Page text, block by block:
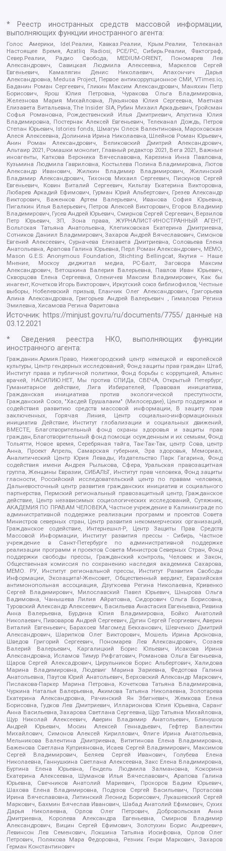
* Реестр иностранных средств массовой информации,
выполняющих функции иностранного агента:
Голос Америки, Idel.Реалии, Кавказ.Реалии, Крым.Реалии, Телеканал
Настоящее Время, Azatliq Radiosi, PCE/PC, Сибирь.Реалии, Фактограф,
Север.Реалии, Радио Свобода, MEDIUM-ORIENT, Пономарев Лев
Александрович, Савицкая Людмила Алексеевна, Маркелов Сергей
Евгеньевич, Камалягин Денис Николаевич, Апахончич Дарья
Александровна, Medusa Project, Первое антикоррупционное СМИ, VTimes.io,
Баданин Роман Сергеевич, Гликин Максим Александрович, Маняхин Петр
Борисович, Ярош Юлия Петровна, Чуракова Ольга Владимировна,
Железнова Мария Михайловна, Лукьянова Юлия Сергеевна, Маетная
Елизавета Витальевна, The Insider SIA, Рубин Михаил Аркадьевич, Гройсман
Софья Романовна, Рождественский Илья Дмитриевич, Апухтина Юлия
Владимировна, Постернак Алексей Евгеньевич, Телеканал Дождь, Петров
Степан Юрьевич, Istories fonds, Шмагун Олеся Валентиновна, Мароховская
Алеся Алексеевна, Долинина Ирина Николаевна, Шлейнов Роман Юрьевич,
Анин Роман Александрович, Великовский Дмитрий Александрович,
Альтаир 2021, Ромашки монолит, Главный редактор 2021, Вега 2021, Важные
иноагенты, Каткова Вероника Вячеславовна, Карезина Инна Павловна,
Кузьмина Людмила Гавриловна, Костылева Полина Владимировна, Лютов
Александр Иванович, Жилкин Владимир Владимирович, Жилинский
Владимир Александрович, Тихонов Михаил Сергеевич, Пискунов Сергей
Евгеньевич, Ковин Виталий Сергеевич, Кильтау Екатерина Викторовна,
Любарев Аркадий Ефимович, Гурман Юрий Альбертович, Грезев Александр
Викторович, Важенков Артем Валерьевич, Иванова София Юрьевна,
Пигалкин Илья Валерьевич, Петров Алексей Викторович, Егоров Владимир
Владимирович, Гусев Андрей Юрьевич, Смирнов Сергей Сергеевич, Верзилов
Петр Юрьевич, ЗП, Зона права, ЖУРНАЛИСТ-ИНОСТРАННЫЙ АГЕНТ,
Вольтская Татьяна Анатольевна, Клепиковская Екатерина Дмитриевна,
Сотников Даниил Владимирович, Захаров Андрей Вячеславович, Симонов
Евгений Алексеевич, Сурначева Елизавета Дмитриевна, Соловьева Елена
Анатольевна, Арапова Галина Юрьевна, Перл Роман Александрович, МЕМО,
Mason G.E.S. Anonymous Foundation, Stichting Bellingcat, Якутия – Наше
Мнение, Москоу диджитал медиа, РС-Балт, Заговора Максим
Александрович, Ветошкина Валерия Валерьевна, Павлов Иван Юрьевич,
Скворцова Елена Сергеевна, Оленичев Максим Владимирович, Как бы
инагент, Кочетков Игорь Викторович, Иркутский союз библиофилов, Честные
выборы, Нобелевский призыв, Еланчик Олег Александрович, Григорьева
Алина Александровна, Григорьев Андрей Валерьевич , Гималова Регина
Эмилевна, Хисамова Регина Фаритовна
Источник: https://minjust.gov.ru/ru/documents/7755/ данные на
03.12.2021
* Сведения реестра НКО, выполняющих функции
иностранного агента:
Гражданин.Армия.Право, Нижегородский центр немецкой и европейской
культуры, Центр гендерных исследований, Фонд защиты прав граждан Штаб,
Институт права и публичной политики, Фонд борьбы с коррупцией, Альянс
врачей, НАСИЛИЮ.НЕТ, Мы против СПИДа, СВЕЧА, Открытый Петербург,
Гуманитарное действие, Лига Избирателей, Правовая инициатива,
Гражданская инициатива против экологической преступности,
Гражданский Союз, "Хасдей Ерушалаим" (Милосердие), Центр поддержки и
содействия развитию средств массовой информации, В защиту прав
заключенных, Горячая Линия, Центр социально-информационных
инициатив Действие, Институт глобализации и социальных движений,
ВМЕСТЕ, Благотворительный фонд охраны здоровья и защиты прав
граждан, Благотворительный фонд помощи осужденным и их семьям, Фонд
Тольятти, Новое время, Серебряная тайга, Так-Так-Так, центр Сова, центр
Анна, Проект Апрель, Самарская губерния, Эра здоровья, Мемориал,
Аналитический Центр Юрия Левады, Издательство Парк Гагарина, Фонд
содействия имени Андрея Рылькова, Сфера, Уральская правозащитная
группа, Женщины Евразии, СИБАЛЬТ, Институт прав человека, Фонд защиты
гласности, Российский исследовательский центр по правам человека,
Дальневосточный центр развития гражданских инициатив и социального
партнерства, Пермский региональный правозащитный центр, Гражданское
действие, Центр независимых социологических исследований, Сутяжник,
АКАДЕМИЯ ПО ПРАВАМ ЧЕЛОВЕКА, Частное учреждение в Калининграде по
административной поддержке реализации программ и проектов Совета
Министров северных стран, Центр развития некоммерческих организаций,
Гражданское содействие, Интернешнл-Р, Центр Защиты Прав Средств
Массовой Информации, Институт развития прессы - Сибирь, Частное
учреждение в Санкт-Петербурге по административной поддержке
реализации программ и проектов Совета Министров Северных Стран, Фонд
поддержки свободы прессы, Гражданский контроль, Человек и Закон,
Общественная комиссия по сохранению наследия академика Сахарова,
МЕМО. РУ, Институт региональной прессы, Институт Развития Свободы
Информации, Экозащита!-Женсовет, Общественный вердикт, Евразийская
антимонопольная ассоциация, Дзугкоева Регина Николаевна, Кривенко
Сергей Владимирович, Милославский Павел Юрьевич, Шнырова Ольга
Вадимовна, Чанышева Лилия Айратовна, Сидорович Ольга Борисовна,
Туровский Александр Алексеевич, Васильева Анастасия Евгеньевна, Ривина
Анна Валерьевна, Бурдина Юлия Владимировна, Бойко Анатолий
Николаевич, Пивоваров Андрей Сергеевич, Дугин Сергей Георгиевич, Аверин
Виталий Евгеньевич, Барахоев Магомед Бекханович, Шевченко Дмитрий
Александрович, Шарипков Олег Викторович, Мошель Ирина Ароновна,
Шведов Григорий Сергеевич, Пономарев Лев Александрович, Созаев
Валерий Валерьевич, Каргалицкий Борис Юльевич, Исакова Ирина
Александровна, Исламов Тимур Рифгатович, Романова Ольга Евгеньевна,
Щаров Сергей Алексадрович, Цирульников Борис Альбертович, Халидова
Марина Владимировна, Людевиг Марина Зариевна, Федотова Галина
Анатольевна, Паутов Юрий Анатольевич, Верховский Александр Маркович,
Пислакова-Паркер Марина Петровна, Кочеткова Татьяна Владимировна,
Чуркина Наталья Валерьевна, Акимова Татьяна Николаевна, Золотарева
Екатерина Александровна, Рачинский Ян Збигневич, Жемкова Елена
Борисовна, Гудков Лев Дмитриевич, Илларионова Юлия Юрьевна, Саранг
Анна Васильевна, Захарова Светлана Сергеевна, Щур Татьяна Михайловна,
Щур Николай Алексеевич, Аверин Владимир Анатольевич, Блинушов
Андрей Юрьевич, Мосин Алексей Геннадьевич, Гефтер Валентин
Михайлович, Симонов Алексей Кириллович, Флиге Ирина Анатольевна,
Мельникова Валентина Дмитриевна, Вититинова Елена Владимировна,
Баженова Светлана Куприяновна, Исаев Сергей Владимирович, Максимов
Сергей Владимирович, Беляев Сергей Иванович, Голубева Елена
Николаевна, Ганнушкина Светлана Алексеевна, Закс Елена Владимировна,
Буртина Елена Юрьевна, Гендель Людмила Залмановна, Кокорина
Екатерина Алексеевна, Шуманов Илья Вячеславович, Арапова Галина
Юрьевна, Свечников Анатолий Мариевич, Прохоров Вадим Юрьевич,
Шахова Елена Владимировна, Подузов Сергей Васильевич, Протасова
Ирина Вячеславовна, Литинский Леонид Борисович, Лукашевский Сергей
Маркович, Бахмин Вячеслав Иванович, Шабад Анатолий Ефимович, Сухих
Дарья Николаевна, Орлов Олег Петрович, Добровольская Анна
Дмитриевна, Королева Александра Евгеньевна, Смирнов Владимир
Александрович, Вицин Сергей Ефимович, Золотухин Борис Андреевич,
Левинсон Лев Семенович, Локшина Татьяна Иосифовна, Орлов Олег
Петрович, Полякова Мара Федоровна, Резник Генри Маркович, Захаров
Герман Константинович